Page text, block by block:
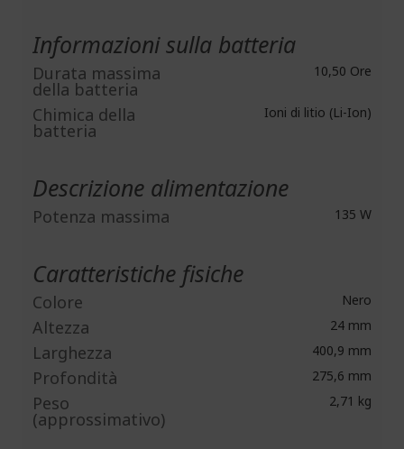
Informazioni sulla batteria
Durata massima
della batteria
10,50 Ore
Chimica della
batteria
Ioni di litio (Li-Ion)
Descrizione alimentazione
Potenza massima 135 W
Caratteristiche fisiche
Colore Nero
Altezza 24 mm
Larghezza 400,9 mm
Profondità 275,6 mm
Peso
(approssimativo)
2,71 kg